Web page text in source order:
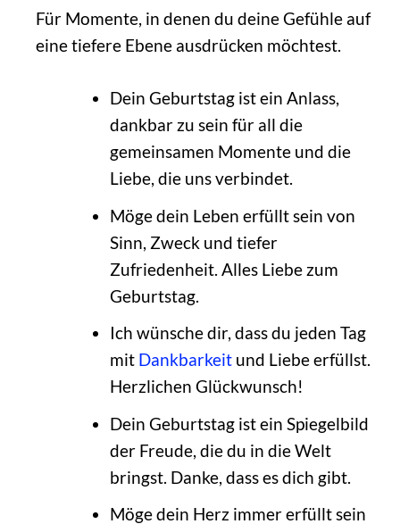
Für Momente, in denen du deine Gefühle auf
eine tiefere Ebene ausdrücken möchtest.
Dein Geburtstag ist ein Anlass,
dankbar zu sein für all die
gemeinsamen Momente und die
Liebe, die uns verbindet.
Möge dein Leben erfüllt sein von
Sinn, Zweck und tiefer
Zufriedenheit. Alles Liebe zum
Geburtstag.
Ich wünsche dir, dass du jeden Tag
mit Dankbarkeitund Liebe erfüllst.
Herzlichen Glückwunsch!
Dein Geburtstag ist ein Spiegelbild
der Freude, die du in die Welt
bringst. Danke, dass es dich gibt.
Möge dein Herz immer erfüllt sein